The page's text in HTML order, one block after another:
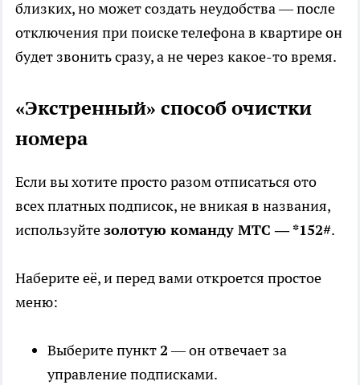
близких, но может создать неудобства — после
отключения при поиске телефона в квартире он
будет звонить сразу, а не через какое-то время.
«Экстренный» способ очистки
номера
Если вы хотите просто разом отписаться ото
всех платных подписок, не вникая в названия,
используйтезолотую команду МТС — *152#.
Наберите её, и перед вами откроется простое
меню:
Выберите пункт2— он отвечает за
управление подписками.